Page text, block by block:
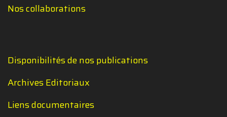
Nos collaborations
Disponibilités de nos publications
Archives Editoriaux
Liens documentaires